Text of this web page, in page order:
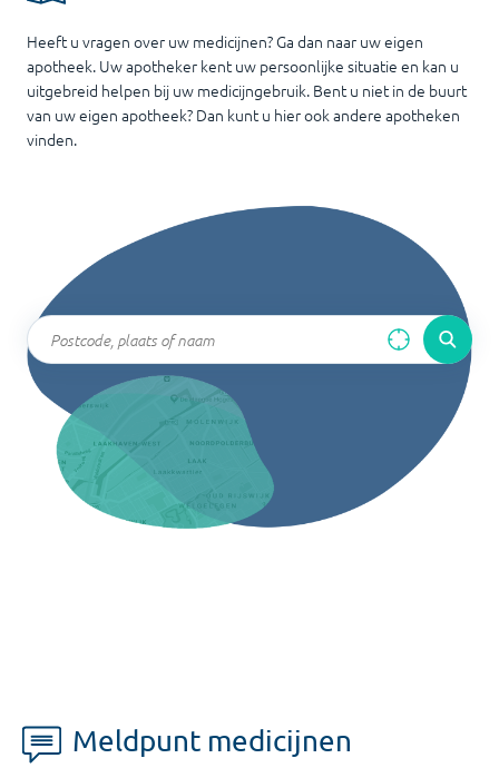
Heeft u vragen over uw medicijnen? Ga dan naar uw eigen
apotheek. Uw apotheker kent uw persoonlijke situatie en kan u
uitgebreid helpen bij uw medicijngebruik. Bent u niet in de buurt
van uw eigen apotheek? Dan kunt u hier ook andere apotheken
vinden.
Meldpunt medicijnen